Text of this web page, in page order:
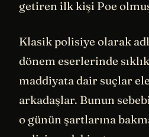
getiren ilk kişi Poe
Klasik polisiye olarak
dönem eserlerinde
maddiyata dair suçlar
arkadaşlar. Bunun
o günün şartlarına